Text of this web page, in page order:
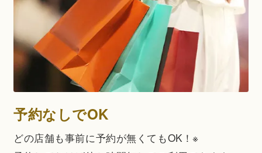
予約なしでOK
どの店舗も事前に予約が無くてもOK！※